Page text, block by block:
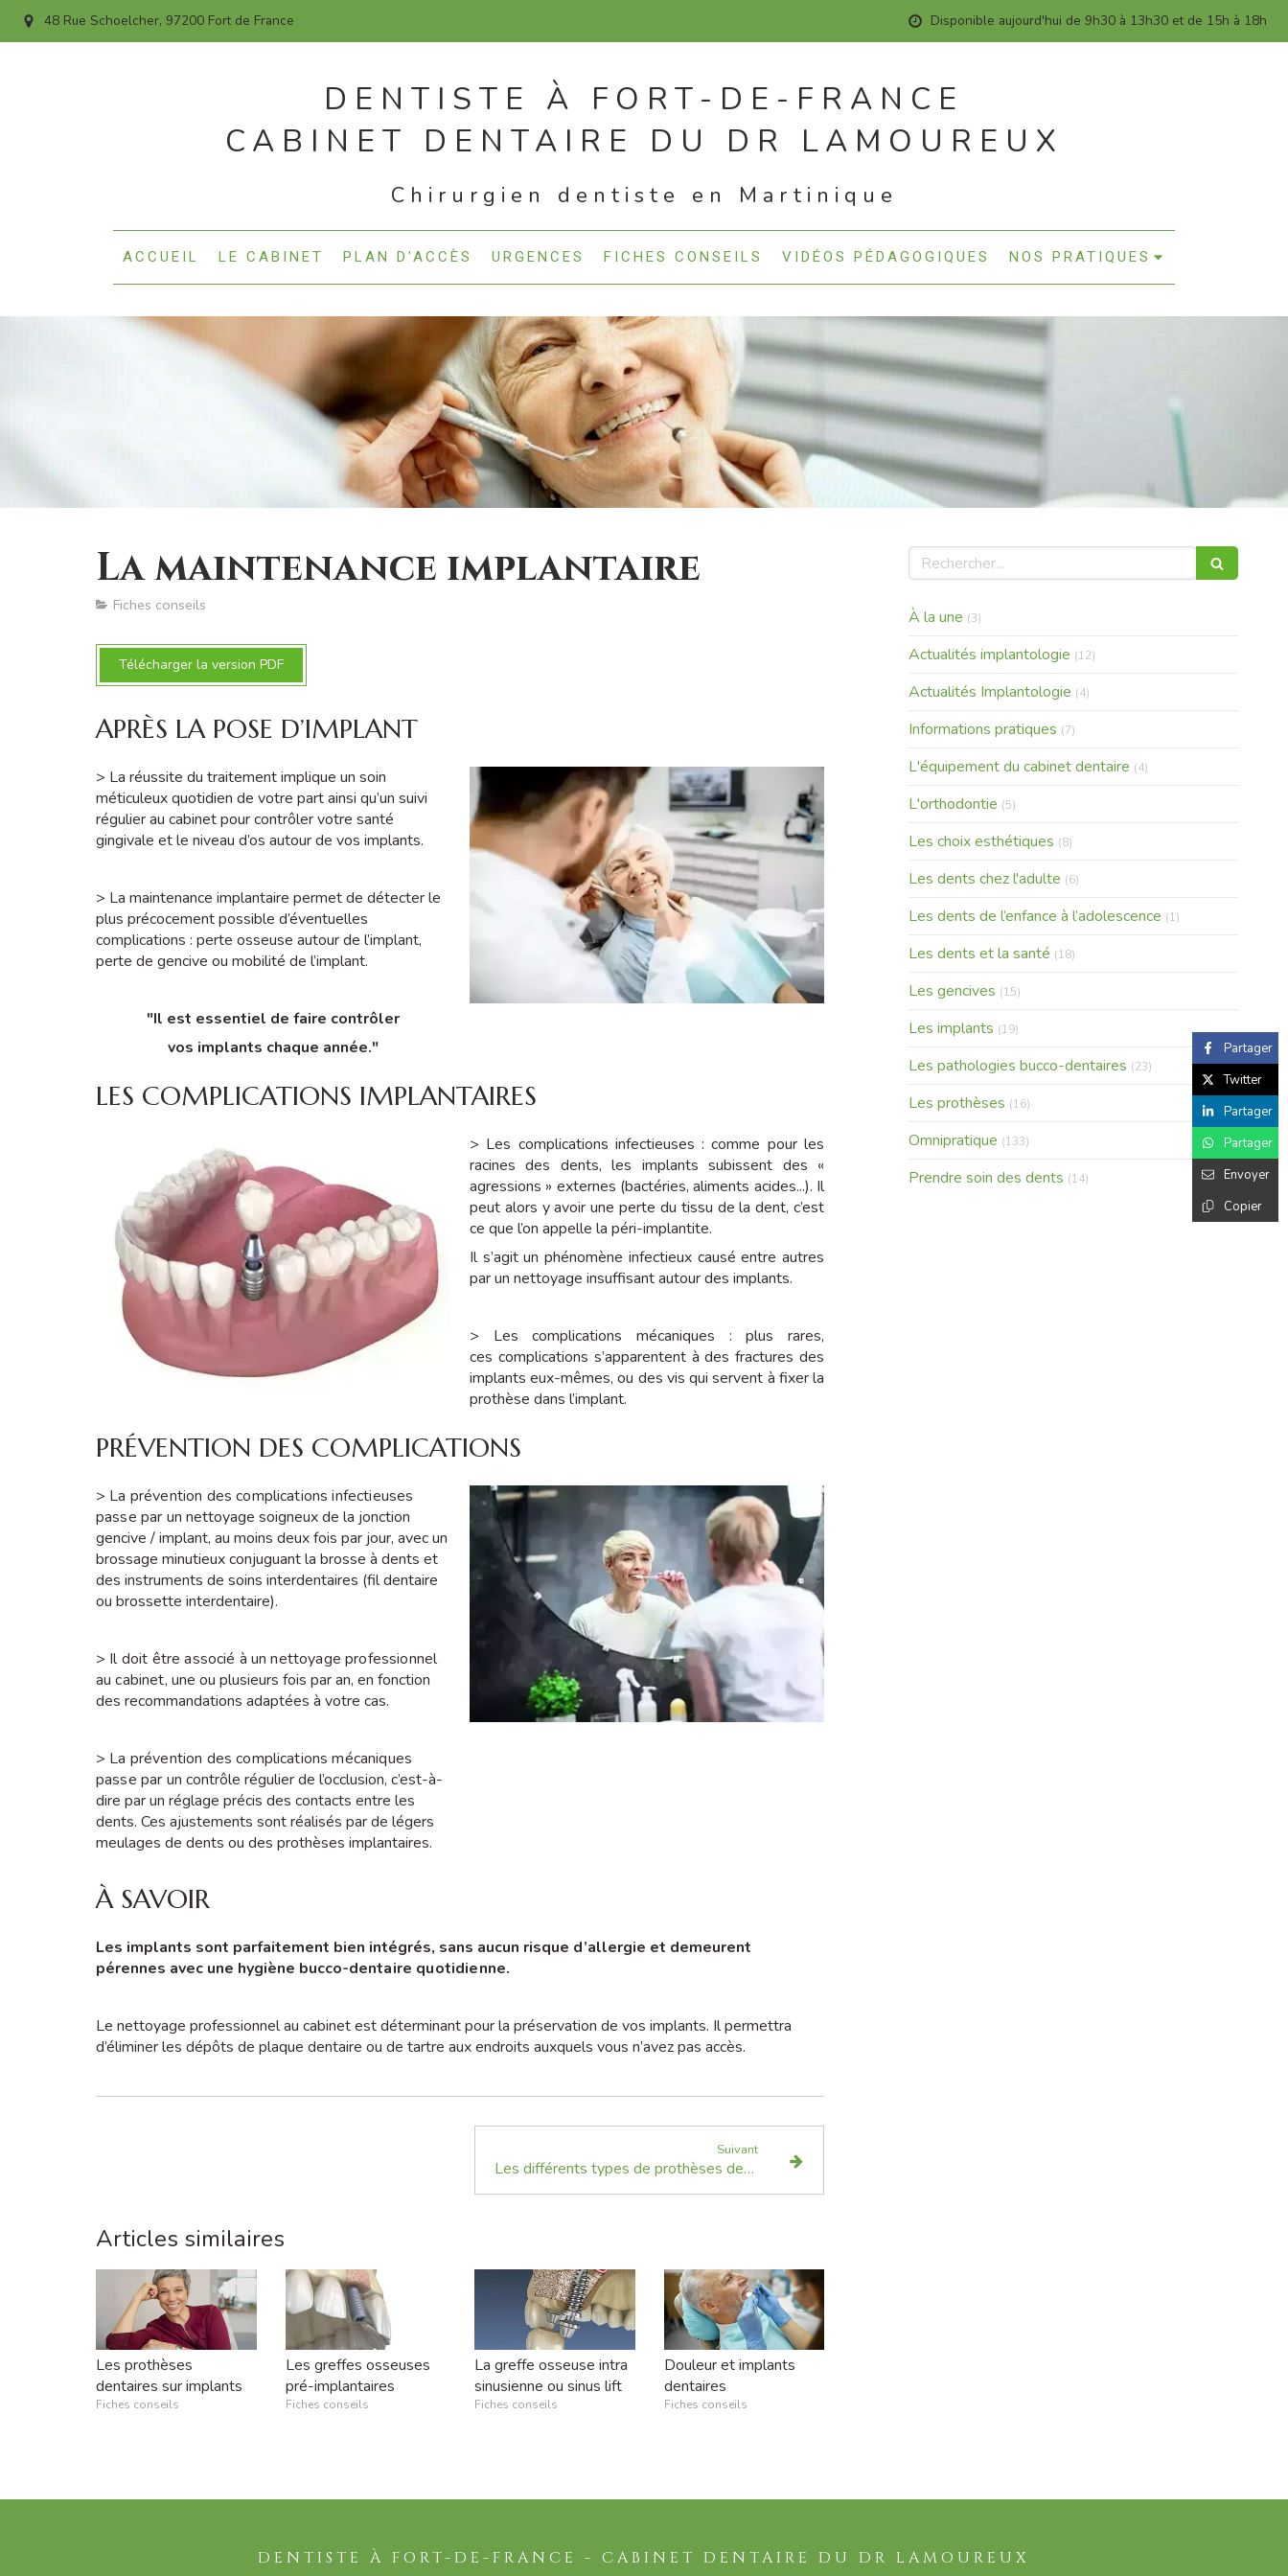
48 Rue Schoelcher, 97200 Fort de France Disponible aujourd'hui de 9h30 à 13h30 et de 15h à 18h
DENTISTE À FORT-DE-FRANCE
CABINET DENTAIRE DU DR LAMOUREUX
Chirurgien dentiste en Martinique
ACCUEIL LE CABINET PLAN D'ACCÈS URGENCES FICHES CONSEILS VIDÉOS PÉDAGOGIQUES NOS PRATIQUES
La maintenance implantaire
Fiches conseils
Télécharger la version PDF
APRÈS LA POSE D’IMPLANT
> La réussite du traitement implique un soin
méticuleux quotidien de votre part ainsi qu’un suivi
régulier au cabinet pour contrôler votre santé
gingivale et le niveau d’os autour de vos implants.
> La maintenance implantaire permet de détecter le
plus précocement possible d’éventuelles
complications : perte osseuse autour de l’implant,
perte de gencive ou mobilité de l’implant.
"Il est essentiel de faire contrôler
vos implants chaque année."
LES COMPLICATIONS IMPLANTAIRES
> Les complications infectieuses : comme pour les
racines des dents, les implants subissent des «
agressions » externes (bactéries, aliments acides...). Il
peut alors y avoir une perte du tissu de la dent, c’est
ce que l’on appelle la péri-implantite.
Il s’agit un phénomène infectieux causé entre autres
par un nettoyage insuffisant autour des implants.
> Les complications mécaniques : plus rares,
ces complications s’apparentent à des fractures des
implants eux-mêmes, ou des vis qui servent à fixer la
prothèse dans l’implant.
PRÉVENTION DES COMPLICATIONS
> La prévention des complications infectieuses
passe par unnettoyage soigneux de la jonction
gencive / implant, au moins deux fois par jour, avec un
brossage minutieux conjuguant la brosse à dents et
des instruments de soins interdentaires (fil dentaire
ou brossette interdentaire).
> Il doit être associé à un nettoyage professionnel
au cabinet, une ou plusieurs fois par an, en fonction
des recommandations adaptées à votre cas.
> La prévention des complications mécaniques
passe par uncontrôle régulier de l’occlusion, c’est-à-
dire par un réglage précis des contacts entre les
dents. Ces ajustements sont réalisés par de légers
meulages de dents ou des prothèses implantaires.
À SAVOIR
Les implants sont parfaitement bien intégrés, sans aucun risque d’allergie et demeurent
pérennes avec une hygiène bucco-dentaire quotidienne.
Le nettoyage professionnel au cabinet est déterminant pour la préservation de vos implants. Il permettra
d’éliminer les dépôts de plaque dentaire ou de tartre aux endroits auxquels vous n’avez pas accès.
Suivant
Les différents types de prothèses dentaires
Articles similaires
Les prothèses
dentaires sur implants
Fiches conseils
Les greffes osseuses
pré-implantaires
Fiches conseils
La greffe osseuse intra
sinusienne ou sinus lift
Fiches conseils
Douleur et implants
dentaires
Fiches conseils
Partager
Twitter
Partager
Partager
Envoyer
Copier
Rechercher
À la une (3)
Actualités implantologie (12)
Actualités Implantologie (4)
Informations pratiques (7)
L'équipement du cabinet dentaire (4)
L'orthodontie (5)
Les choix esthétiques (8)
Les dents chez l'adulte (6)
Les dents de l’enfance à l’adolescence (1)
Les dents et la santé (18)
Les gencives (15)
Les implants (19)
Les pathologies bucco-dentaires (23) Articles Count
Les prothèses (16)
Omnipratique (133)
Prendre soin des dents (14)
DENTISTE À FORT-DE-FRANCE - CABINET DENTAIRE DU DR LAMOUREUX